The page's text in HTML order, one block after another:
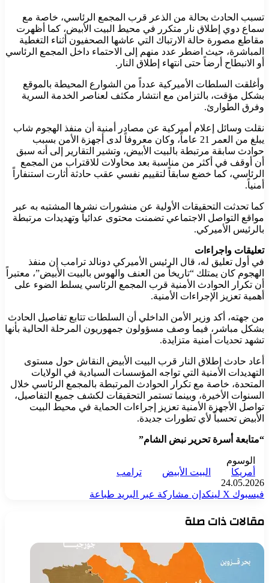
تسبب الحادث بحالة من الذعر قرب المجمع الرئاسي، خاصة مع
سماع دوي إطلاق نار متكرر في محيط البيت الأبيض، كما أظهرت
مقاطع مصورة حالة الارتباك التي عاشها الصحفيون أثناء التغطية
المباشرة، حيث اضطر عدد منهم إلى الاحتماء داخل المجمع الرئاسي
أو الانبطاح أرضاً حتى انتهاء إطلاق النار.
وأغلقت السلطات الأميركية عدداً من الشوارع المحيطة بالموقع
بشكل مؤقت، بالتزامن مع انتشار مكثف لعناصر الخدمة السرية
وفرق الطوارئ.
نقلت وسائل إعلام أميركية عن مصادر أمنية أن منفذ الهجوم شاب
يبلغ من العمر 21 عاماً، وكان معروفاً لدى أجهزة الأمن بسبب
حوادث سابقة مرتبطة بالبيت الأبيض، وتشير التقارير إلى أنه سبق
أن أوقف في أكثر من مناسبة بعد محاولات للاقتراب من المجمع
الرئاسي، كما خضع سابقاً لتقييم نفسي عقب حادثة أثارت استنفاراً
أمنياً.
كما تحدثت التحقيقات الأولية عن منشورات نشرها المشتبه به عبر
مواقع التواصل الاجتماعي تضمنت محتوى عدائياً وتهديدات مرتبطة
بالرئيس الأميركي.
تعليقات واجراءات
في أول تعليق له، قال الرئيس الأميركي دونالد ترامب إن منفذ
الهجوم كان يمتلك “تاريخاً من العنف والهوس بالبيت الأبيض”، معتبراً
أن تكرار الحوادث الأمنية قرب المجمع الرئاسي يسلط الضوء على
أهمية تعزيز الإجراءات الأمنية.
من جهته، أكد وزير الأمن الداخلي أن السلطات تتابع تفاصيل الحادث
بشكل مباشر، فيما وصف مسؤولون جمهوريون المرحلة الحالية بأنها
تشهد تحديات أمنية متزايدة.
أعاد حادث إطلاق النار قرب البيت الأبيض النقاش حول مستوى
التهديدات الأمنية التي تواجه المؤسسات السيادية في الولايات
المتحدة، خاصة مع تكرار الحوادث المرتبطة بالمجمع الرئاسي خلال
السنوات الأخيرة، وبينما تستمر التحقيقات لكشف جميع التفاصيل،
تواصل الأجهزة الأمنية تعزيز إجراءات الحماية في محيط البيت
الأبيض تحسباً لأي تطورات جديدة.
“متابعة أسرة تحرير نبض الشام”
الوسوم
أمريكا
البيت الأبيض
ترامب
24.05.2026
فيسبوك ‫X لينكدإن مشاركة عبر البريد طباعة
مقالات ذات صلة